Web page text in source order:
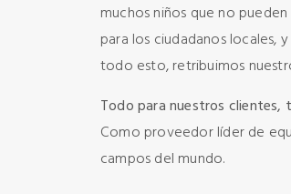
muchos niños que no
para los ciudadanos locales,
todo esto, retribuimos
Todo para nuestros clientes,
Como proveedor líder de
campos del mundo.